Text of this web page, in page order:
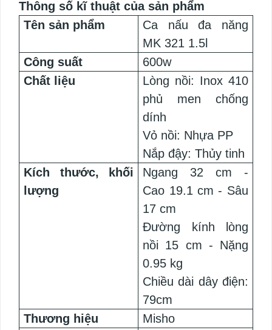
Thông số kĩ thuật của sản phẩm
Tên sản phẩm
Ca nấu đa năng
MK 321 1.5l
Công suất
600w
Chất liệu
Lòng nồi: Inox 410
phủ men chống
dính
Vỏ nồi: Nhựa PP
Nắp đậy: Thủy tinh
Kích thước, khối
lượng
Ngang 32 cm -
Cao 19.1 cm - Sâu
17 cm
Đường kính lòng
nồi 15 cm - Nặng
0.95 kg
Chiều dài dây điện:
79cm
Thương hiệu
Misho